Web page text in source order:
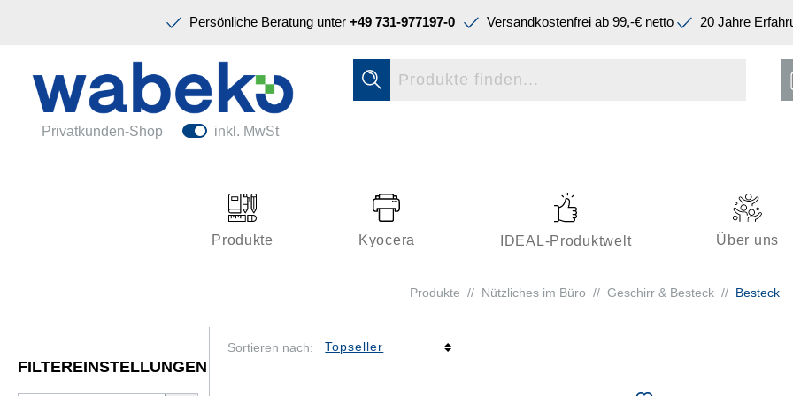
Persönliche Beratung unter +49 731-977197-0 Versandkostenfrei ab 99,-€ netto 20 Jahre
Privatkunden-Shop inkl. MwSt
Produkte Kyocera IDEAL-Produktwelt Über uns
Ordnen & Registrieren
Papiere & Blöcke
Büroeinrichtung
Kleben & Versenden
Schreiben & Korrigieren
Produkte // Nützliches im Büro // Geschirr & Besteck // Besteck
FILTEREINSTELLUNGEN
Sortieren nach:
Schreiben & Korrigieren